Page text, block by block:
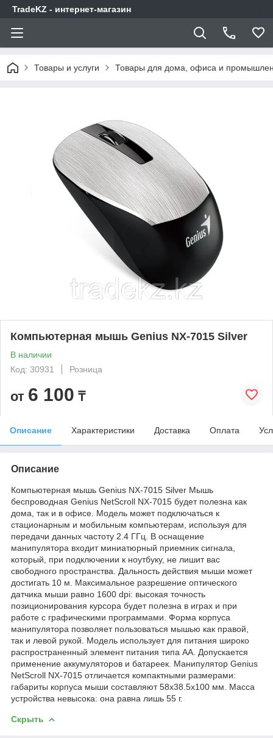
TradeKZ - интернет-магазин
Товары и услуги Товары для дома, офиса и
Компьютерная мышь Genius NX-7015 Silver
В наличии
Код: 30931
Розница
от 6 100 ₸
Описание Характеристики Доставка Оплата
Описание
Компьютерная мышь Genius NX-7015 Silver Мышь
беспроводная Genius NetScroll NX-7015 будет полезна как
дома, так и в офисе. Модель может подключаться к
стационарным и мобильным компьютерам, используя для
передачи данных частоту 2.4 ГГц. В оснащение
манипулятора входит миниатюрный приемник сигнала,
который, при подключении к ноутбуку, не лишит вас
свободного пространства. Дальность действия мыши может
достигать 10 м. Максимальное разрешение оптического
датчика мыши равно 1600 dpi: высокая точность
позиционирования курсора будет полезна в играх и при
работе с графическими программами. Форма корпуса
манипулятора позволяет пользоваться мышью как правой,
так и левой рукой. Модель использует для питания широко
распространенный элемент питания типа AA. Допускается
применение аккумуляторов и батареек. Манипулятор Genius
NetScroll NX-7015 отличается компактными размерами:
габариты корпуса мыши составляют 58x38.5x100 мм. Масса
устройства невысока: она равна лишь 55 г.
Скрыть